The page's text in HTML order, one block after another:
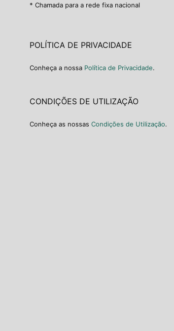
* Chamada para a rede fixa nacional
POLÍTICA DE PRIVACIDADE
Conheça a nossa Política de Privacidade.
CONDIÇÕES DE UTILIZAÇÃO
Conheça as nossas Condições de Utilização.